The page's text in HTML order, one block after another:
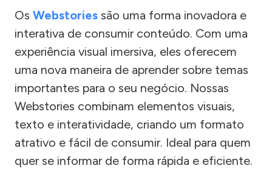
Os Webstories são uma forma inovadora e
interativa de consumir conteúdo. Com uma
experiência visual imersiva, eles oferecem
uma nova maneira de aprender sobre temas
importantes para o seu negócio. Nossas
Webstories combinam elementos visuais,
texto e interatividade, criando um formato
atrativo e fácil de consumir. Ideal para quem
quer se informar de forma rápida e eficiente.